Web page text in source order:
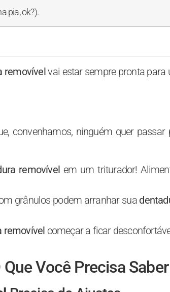
pia, ok?).
removívelvai estar sempre pronta para
convenhamos, ninguém quer passar
removívelem um triturador!
grânulos podem arranhar sua
removível começar a ficar
Que Você Precisa Saber